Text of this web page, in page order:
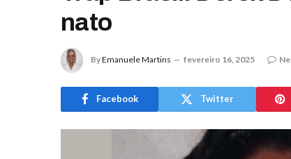
nato
ByEmanuele Martins fevereiro 16, 2025
Facebook Twitter